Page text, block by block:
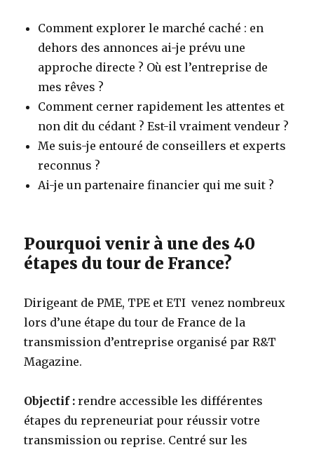
Comment explorer le marché caché : en
dehors des annonces ai-je prévu une
approche directe ? Où est l’entreprise de
mes rêves ?
Comment cerner rapidement les attentes et
non dit du cédant ? Est-il vraiment vendeur ?
Me suis-je entouré de conseillers et experts
reconnus ?
Ai-je un partenaire financier qui me suit ?
Pourquoi venir à une des 40
étapes du tour de France?
Dirigeant de PME, TPE et ETI venez nombreux
lors d’une étape du tour de France de la
transmission d’entreprise organisé par R&T
Magazine.
Objectif : rendre accessible les différentes
étapes du repreneuriat pour réussir votre
transmission ou reprise. Centré sur les